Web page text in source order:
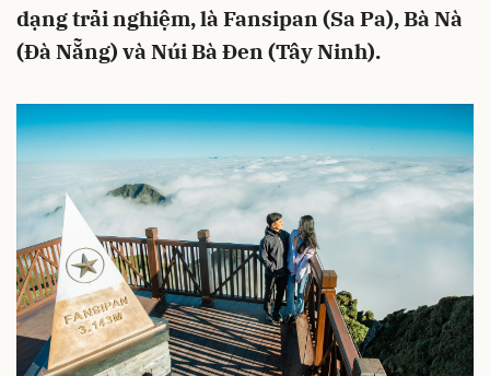
dạng trải nghiệm, là Fansipan (Sa Pa), Bà Nà
(Đà Nẵng) và Núi Bà Đen (Tây Ninh).